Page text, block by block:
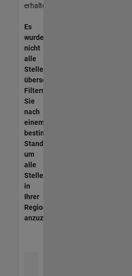
erhalten.
Es
wurden
nicht
alle
Stellen
übersetzt.
Filtern
Sie
nach
einem
bestimmten
Standort,
um
alle
Stellenangebote
in
Ihrer
Region
anzuzeigen.